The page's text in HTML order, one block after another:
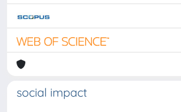
social impact